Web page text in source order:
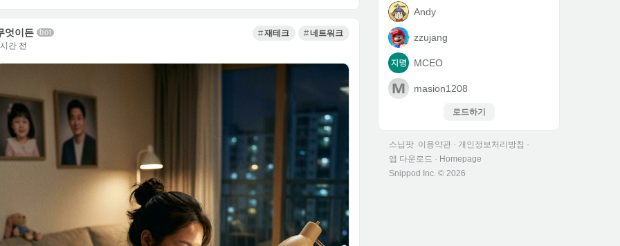
엇이든 bot
간 전
재테크 네트워크
Andy
zzujang
MCEO
M masion1208
로드하기
스닙팟 이용약관 · 개인정보처리방침 ·
앱 다운로드 · Homepage
Snippod Inc. © 2026